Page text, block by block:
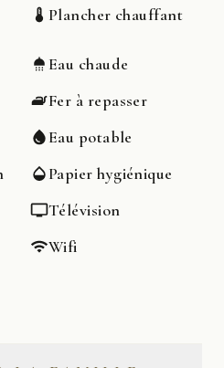
Plancher chauffant
Eau chaude
Fer à repasser
Eau potable
Papier hygiénique
Télévision
Wifi